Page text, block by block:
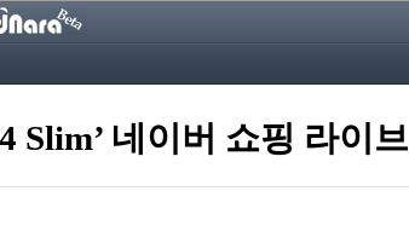
Slim’ 네이버 쇼핑 라이브